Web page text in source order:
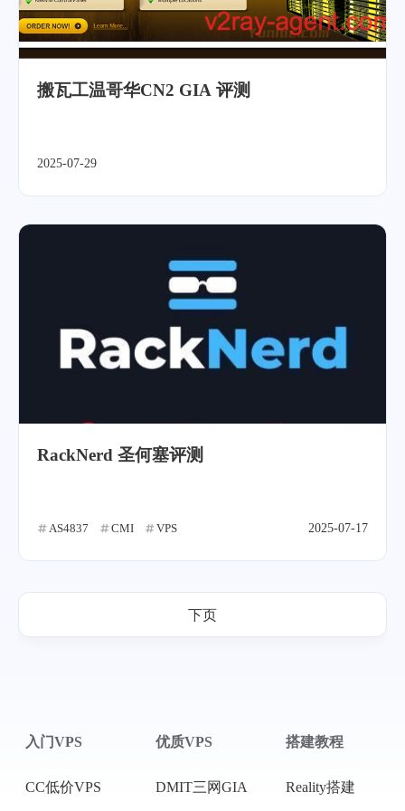
搬瓦工温哥华CN2 GIA 评测
2025-07-29
RackNerd 圣何塞评测
AS4837 CMI VPS 2025-07-17
下页
入门VPS
CC低价VPS
优质VPS
DMIT三网GIA
搭建教程
Reality搭建